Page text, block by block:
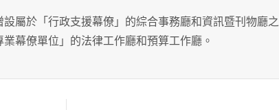
屬於「行政支援幕僚」的綜合事務廳和資訊暨刊物廳之
幕僚單位」的法律工作廳和預算工作廳。